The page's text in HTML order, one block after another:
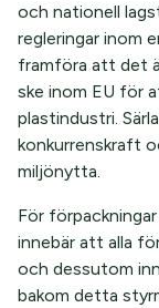
och nationell
regleringar inom
framföra att det
ske inom EU för
plastindustri.
konkurrenskraft
miljönytta.
För
innebär att alla
och dessutom
bakom detta